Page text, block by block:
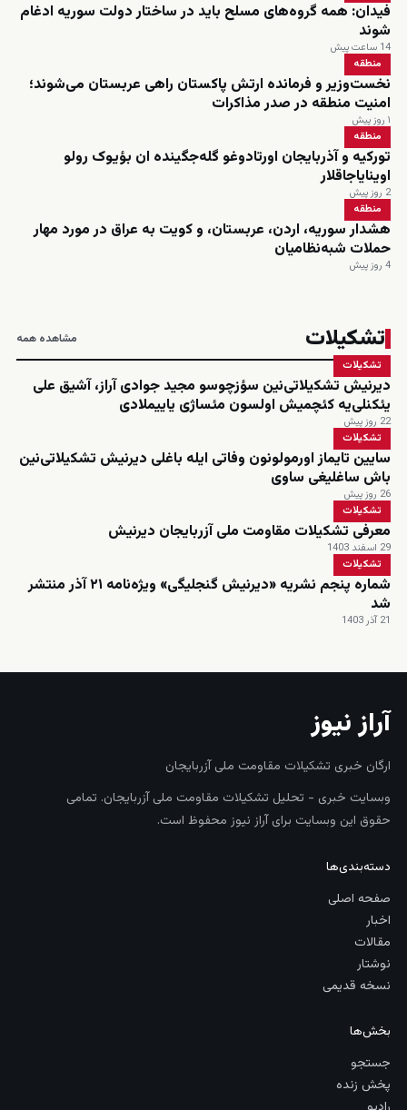
فیدان: همه گروه‌های مسلح باید در ساختار دولت سوریه ادغام
شوند
14 ساعت پیش
منطقه
نخست‌وزیر و فرمانده ارتش پاکستان راهی عربستان می‌شوند؛
امنیت منطقه در صدر مذاکرات
۱ روز پیش
منطقه
تورکیه و آذربایجان اورتادوغو گله‌جگینده ان بؤیوک رولو
اوینایاجاقلار
2 روز پیش
منطقه
هشدار سوریه، اردن، عربستان، و کویت به عراق در مورد مهار
حملات شبه‌نظامیان
4 روز پیش
تشکیلات مشاهده همه
تشکیلات
دیرنیش تشکیلاتی‌نین سؤزچوسو مجید جوادی آراز، آشیق علی
یئکنلی‌یه کئچمیش اولسون مئساژی یاییملادی
22 روز پیش
تشکیلات
سایین تایماز اورمولونون وفاتی ایله باغلی دیرنیش تشکیلاتی‌نین
باش ساغلیغی ساوی
26 روز پیش
تشکیلات
معرفی تشکیلات مقاومت ملی آزربایجان دیرنیش
29 اسفند 1403
تشکیلات
شماره پنجم نشریه «دیرنیش گنجلیگی» ویژه‌نامه ۲۱ آذر منتشر
شد
21 آذر 1403
آراز نیوز
ارگان خبری تشکیلات مقاومت ملی آزربایجان
وبسایت خبری - تحلیل تشکیلات مقاومت ملی آزربایجان. تمامی
حقوق این وبسایت برای آراز نیوز محفوظ است.
دسته‌بندی‌ها
صفحه اصلی
اخبار
مقالات
نوشتار
نسخه قدیمی
بخش‌ها
جستجو
پخش زنده